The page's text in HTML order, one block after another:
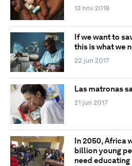
13 nov 2018
If we want to
this is what we
22 jun 2017
Las matronas
21 jun 2017
In 2050, Africa
billion young
need educating